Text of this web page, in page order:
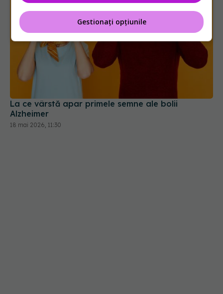
La ce vârstă apar primele semne ale bolii
Alzheimer
18 mai 2026, 11:30
Gestionați opțiunile